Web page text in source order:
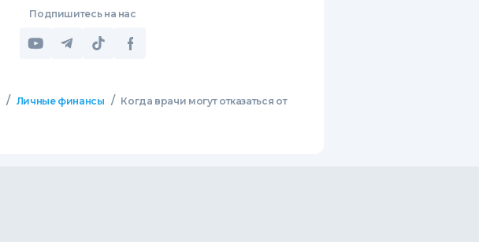
Подпишитесь на нас
/ Личные финансы / Когда врачи могут отказаться от